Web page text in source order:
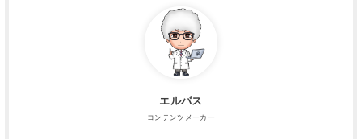
エルバス
コンテンツメーカー